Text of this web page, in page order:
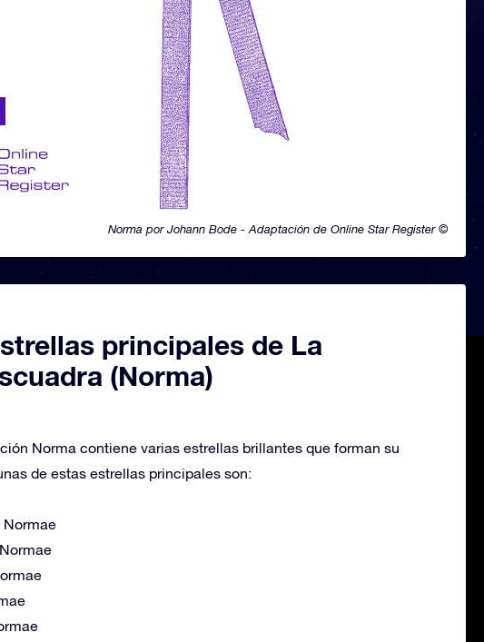
Norma por Johann Bode - Adaptación de Online Star Register ©
principales de La
(Norma)
Norma contiene varias estrellas brillantes que forman su
de estas estrellas principales son:
Normae